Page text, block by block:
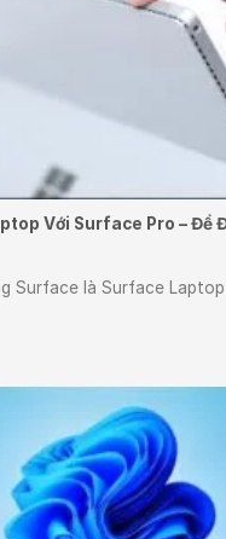
Với Surface Pro – Để
Surface là Surface